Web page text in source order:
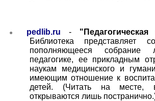
● pedlib.ru -
Библиотека представляет
пополняющееся собрание
педагогике, ее прикладным
наукам медицинского и
имеющим отношение к
детей. (Читать на месте,
открываются лишь